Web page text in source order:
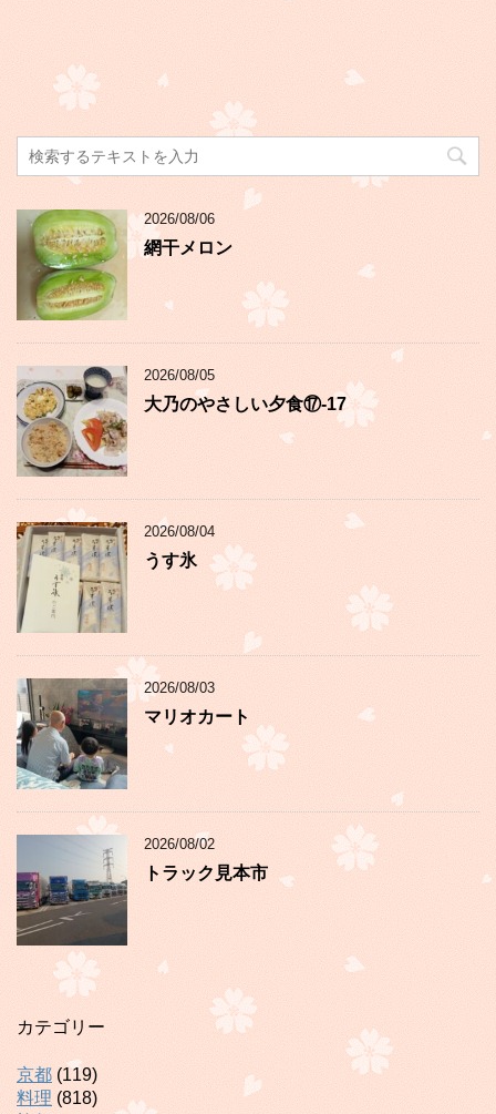
2026/08/06
網干メロン
2026/08/05
大乃のやさしい夕食⑰-17
2026/08/04
うす氷
2026/08/03
マリオカート
2026/08/02
トラック見本市
カテゴリー
京都 (119)
料理 (818)